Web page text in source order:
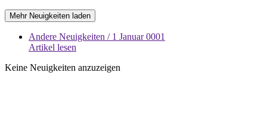
Mehr Neuigkeiten laden
Andere Neuigkeiten / 1 Januar 0001
Artikel lesen
Keine Neuigkeiten anzuzeigen